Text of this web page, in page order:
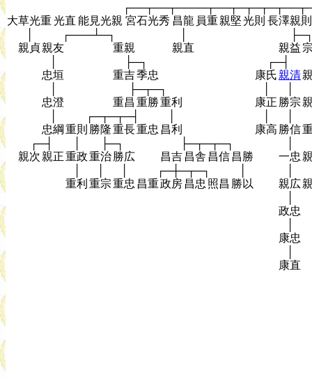
大草光重光直 能見光親 宮石光秀 昌龍 員重親堅光則 長澤親則
┌───┴─┐
親貞親友 重親 親直 親益
├─┐ ┌─┤
忠垣
重吉季忠 康氏 親清
├─┬─┐
忠澄
重昌 重勝重利 康正 勝宗
┌─┬─┬─┤
忠綱 重則 勝隆重長重忠 昌利 康高 勝信
┌─┤
├─┐ ├─┬─┬─┐
親次 親正重政重治勝広 昌吉 昌舎 昌信 昌勝 一忠
┌─┼─┬─┐
重利 重宗重忠 昌重政房 昌忠 照昌 勝以 親広
政忠
康忠
康直